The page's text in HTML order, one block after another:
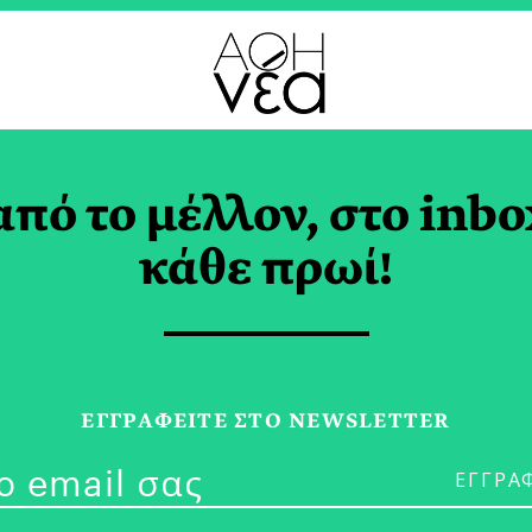
Τορτίγια Για
το μέλλον, στο
κάθε πρωί!
ΕΓΓPΑΦΕΙΤΕ ΣΤΟ NEWSLETTER